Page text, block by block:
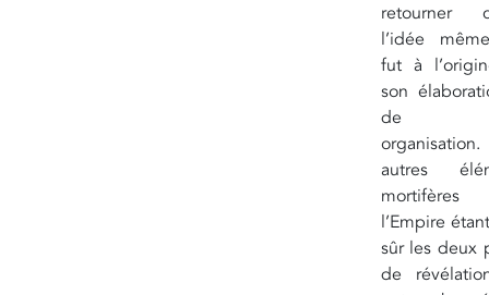
retourner
l’idée
fut à
son
de
autres
mortifères
l’Empire
sûr les deux
de